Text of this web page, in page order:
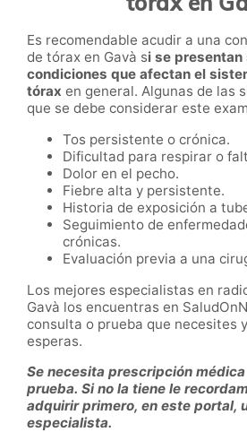
Es recomendable acudir a una
de tórax en Gavà si se
condiciones que afectan el
tórax en general. Algunas de las
que se debe considerar este
Tos persistente o crónica.
Dificultad para respirar o
Dolor en el pecho.
Fiebre alta y persistente.
Historia de exposición a
Seguimiento de
crónicas.
Evaluación previa a una
Los mejores especialistas en
Gavà los encuentras en
consulta o prueba que necesites
esperas.
Se necesita prescripción
prueba. Si no la tiene le
adquirir primero, en este portal,
especialista.